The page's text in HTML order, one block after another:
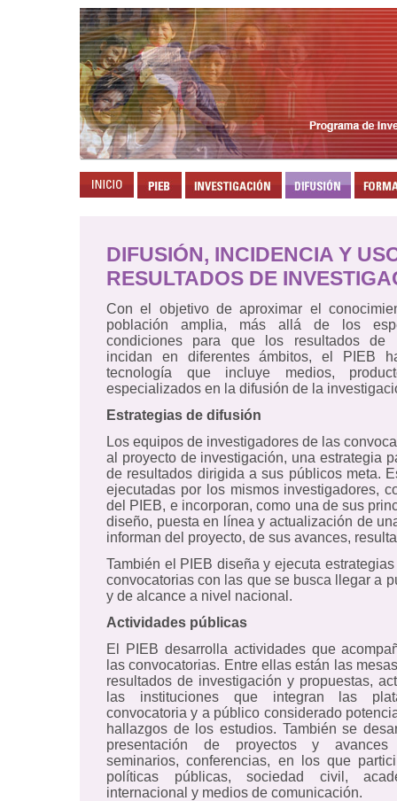
DIFUSIÓN, INCIDENCIA Y
RESULTADOS DE
Con el objetivo de aproximar el
población amplia, más allá de los
condiciones para que los resultados de
incidan en diferentes ámbitos, el PIEB
tecnología que incluye medios,
especializados en la difusión de la
Estrategias de difusión
Los equipos de investigadores de las
al proyecto de investigación, una estrategia
de resultados dirigida a sus públicos meta.
ejecutadas por los mismos investigadores,
del PIEB, e incorporan, como una de sus
diseño, puesta en línea y actualización de
informan del proyecto, de sus avances,
También el PIEB diseña y ejecuta
convocatorias con las que se busca llegar a
y de alcance a nivel nacional.
Actividades públicas
El PIEB desarrolla actividades que
las convocatorias. Entre ellas están las
resultados de investigación y propuestas,
las instituciones que integran las
convocatoria y a público considerado
hallazgos de los estudios. También se
presentación de proyectos y avances
seminarios, conferencias, en los que
políticas públicas, sociedad civil,
internacional y medios de comunicación.